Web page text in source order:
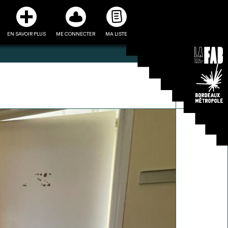
EN SAVOIR PLUS ME CONNECTER MA LISTE
la conception
Être recontacté afin d’obtenir
plus de renseignements sur les
modalités et stratégies de
récupérations envisageables